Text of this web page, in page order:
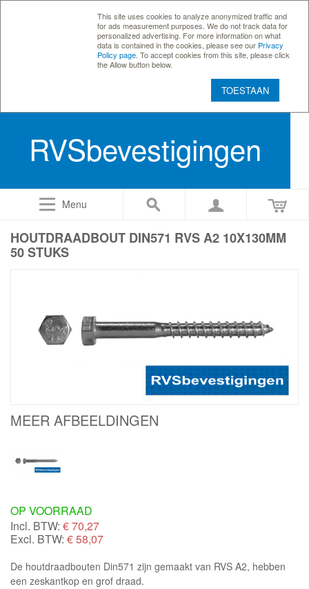
This site uses cookies to analyze anonymized traffic and
for ads measurement purposes. We do not track data for
personalized advertising. For more information on what
data is contained in the cookies, please see our Privacy
Policy page . To accept cookies from this site, please click
the Allow button below.
TOESTAAN
RVSbevestigingen
Menu
HOUTDRAADBOUT DIN571 RVS A2 10X130MM
50 STUKS
MEER AFBEELDINGEN
OP VOORRAAD
Incl. BTW: €70,27
Excl. BTW: € 58,07
De houtdraadbouten Din571 zijn gemaakt van RVS A2, hebben
een zeskantkop en grof draad.